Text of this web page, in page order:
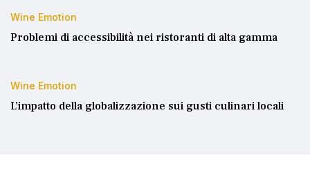
Wine Emotion
Problemi di accessibilità nei ristoranti di alta gamma
Wine Emotion
L’impatto della globalizzazione sui gusti culinari locali